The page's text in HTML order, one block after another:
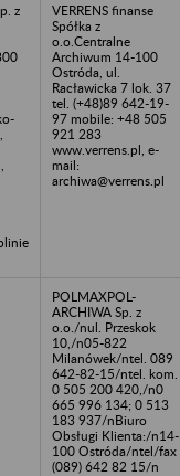
z
VERRENS finanse
Spółka z
o.o.Centralne
Archiwum 14-100
Ostróda, ul.
Racławicka 7 lok. 37
tel. (+48)89 642-19-
97 mobile: +48 505
921 283
www.verrens.pl, e-
mail:
archiwa@verrens.pl
POLMAXPOL-
ARCHIWA Sp. z
o.o./nul. Przeskok
10,/n05-822
Milanówek/ntel. 089
642-82-15/ntel. kom.
0 505 200 420,/n0
665 996 134; 0 513
183 937/nBiuro
Obsługi Klienta:/n14-
100 Ostróda/ntel/fax
(089) 642 82 15/n